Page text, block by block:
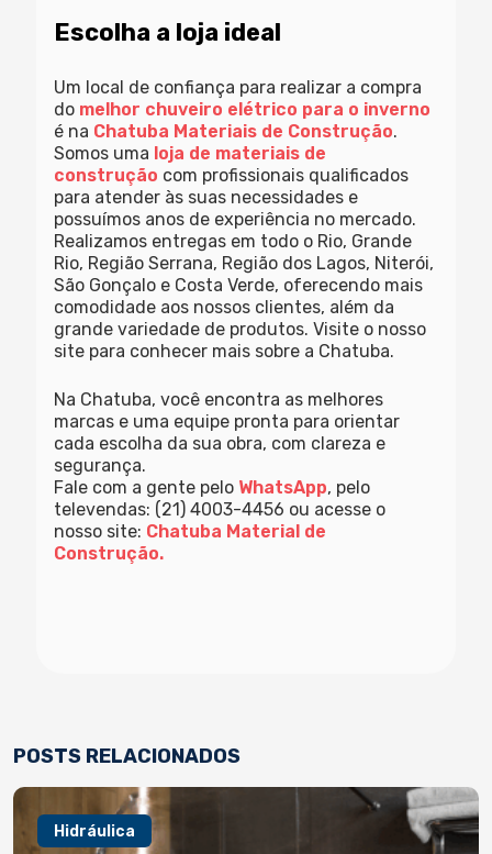
Escolha a loja ideal
Um local de confiança para realizar a compra
do melhor chuveiro elétrico para o inverno
é na Chatuba Materiais de Construção.
Somos uma loja de materiais de
construção com profissionais qualificados
para atender às suas necessidades e
possuímos anos de experiência no mercado.
Realizamos entregas em todo o Rio, Grande
Rio, Região Serrana, Região dos Lagos, Niterói,
São Gonçalo e Costa Verde, oferecendo mais
comodidade aos nossos clientes, além da
grande variedade de produtos. Visite o nosso
site para conhecer mais sobre a Chatuba.
Na Chatuba, você encontra as melhores
marcas e uma equipe pronta para orientar
cada escolha da sua obra, com clareza e
segurança.
Fale com a gente pelo WhatsApp, pelo
televendas: (21) 4003-4456 ou acesse o
nosso site: Chatuba Material de
Construção.
POSTS RELACIONADOS
Hidráulica